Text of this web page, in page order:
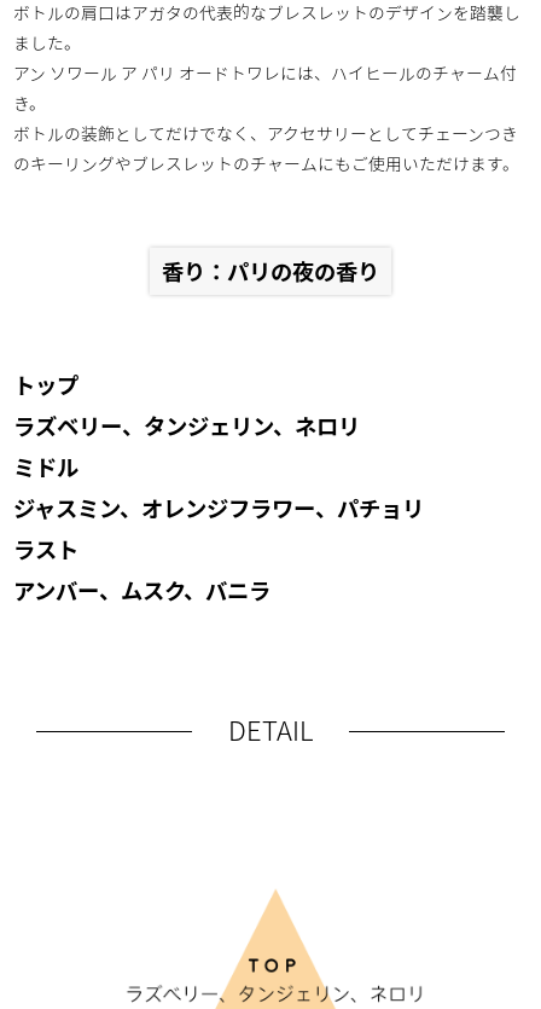
ボトルの肩口はアガタの代表的なブレスレットのデザインを踏襲し
ました。
アン ソワール ア パリ オードトワレには、ハイヒールのチャーム付
き。
ボトルの装飾としてだけでなく、アクセサリーとしてチェーンつき
のキーリングやブレスレットのチャームにもご使用いただけます。
香り：パリの夜の香り
トップ
ラズベリー、タンジェリン、ネロリ
ミドル
ジャスミン、オレンジフラワー、パチョリ
ラスト
アンバー、ムスク、バニラ
DETAIL